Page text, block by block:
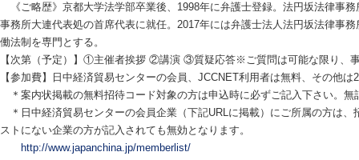
《ご略歴》京都大学法学部卒業後、1998年に弁護士登録。法円坂法律事
事務所大連代表処の首席代表に就任。2017年には弁護士法人法円坂法律事
働法制を専門とする。
【次第（予定）】①主催者挨拶 ②講演 ③質疑応答※ご質問は可能な限り、
【参加費】日中経済貿易センターの会員、JCCNET利用者は無料、その他は
＊案内状掲載の無料招待コード対象の方は申込時に必ずご記入下さい。無
＊日中経済貿易センターの会員企業（下記URLに掲載）にご所属の方は、
ストにない企業の方が記入されても無効となります。
http://www.japanchina.jp/memberlist/